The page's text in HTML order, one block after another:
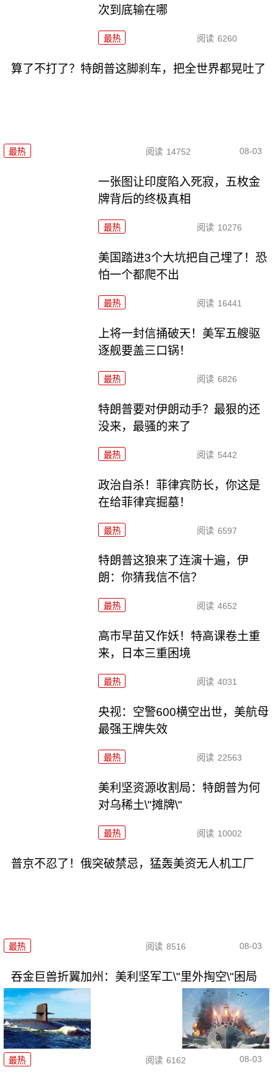
次到底输在哪
最热 阅读 6260
算了不打了？特朗普这脚刹车，把全世界都晃吐了
最热 阅读 14752 08-03
一张图让印度陷入死寂，五枚金
牌背后的终极真相
最热 阅读 10276
美国踏进3个大坑把自己埋了！恐
怕一个都爬不出
最热 阅读 16441
上将一封信捅破天！美军五艘驱
逐舰要盖三口锅！
最热 阅读 6826
特朗普要对伊朗动手？最狠的还
没来，最骚的来了
最热 阅读 5442
政治自杀！菲律宾防长，你这是
在给菲律宾掘墓！
最热 阅读 6597
特朗普这狼来了连演十遍，伊
朗：你猜我信不信？
最热 阅读 4652
高市早苗又作妖！特高课卷土重
来，日本三重困境
最热 阅读 4031
央视：空警600横空出世，美航母
最强王牌失效
最热 阅读 22563
美利坚资源收割局：特朗普为何
对乌稀土\"摊牌\"
最热 阅读 10002
普京不忍了！俄突破禁忌，猛轰美资无人机工厂
最热 阅读 8516 08-03
吞金巨兽折翼加州：美利坚军工\"里外掏空\"困局
最热 阅读 6162 08-03